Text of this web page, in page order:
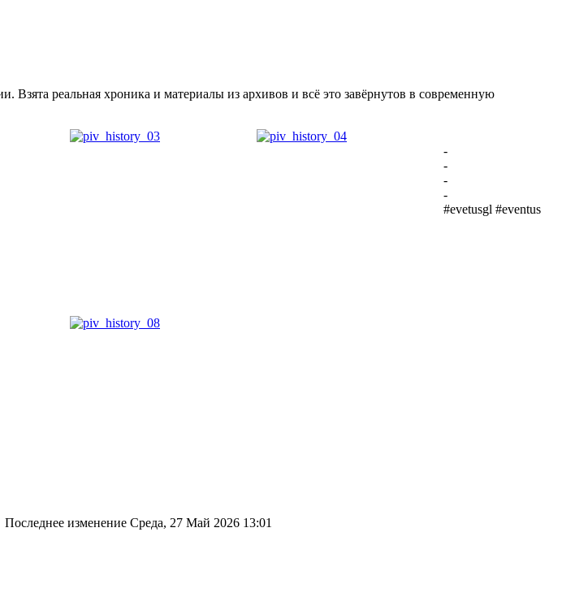
реальная хроника и материалы из архивов и всё это завёрнутов в современную
-
-
-
-
#evetusgl #eventus
Последнее изменение Среда, 27 Май 2026 13:01